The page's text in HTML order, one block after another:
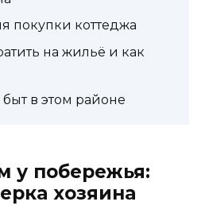
покупки коттеджа
на жильё и как
быт в этом районе
у побережья:
хозяина